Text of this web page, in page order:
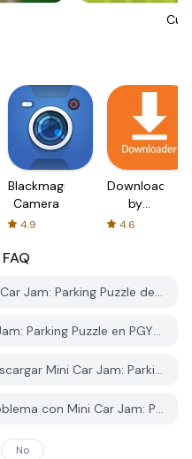
Cut
Blackmagic
Camera
4.9
Downloader
by
AFTVnews
4.6
FAQ
¿Cómo puedo descargar Mini Car Jam: Parking Puzzle desde PGYER APK HUB?
¿Es gratis descargar Mini Car Jam: Parking Puzzle en PGYER APK HUB?
¿Necesito una cuenta para descargar Mini Car Jam: Parking Puzzle desde PGYER APK HUB?
¿Cómo puedo reportar un problema con Mini Car Jam: Parking Puzzle en PGYER APK HUB?
No